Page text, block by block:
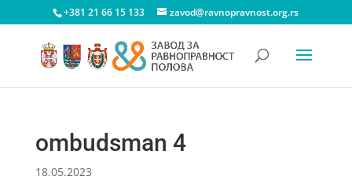
+381 21 66 15 133 zavod@ravnopravnost.org.rs
ombudsman 4
18.05.2023